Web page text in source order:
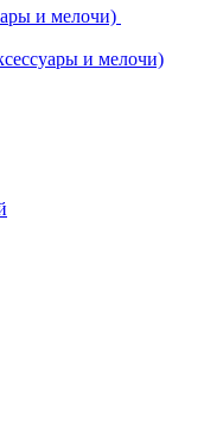
и мелочи)
и мелочи)